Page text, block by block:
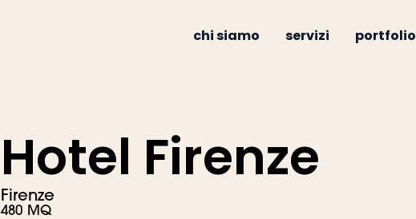
chi siamo servizi portfolio
Hotel Firenze
Firenze
480 MQ